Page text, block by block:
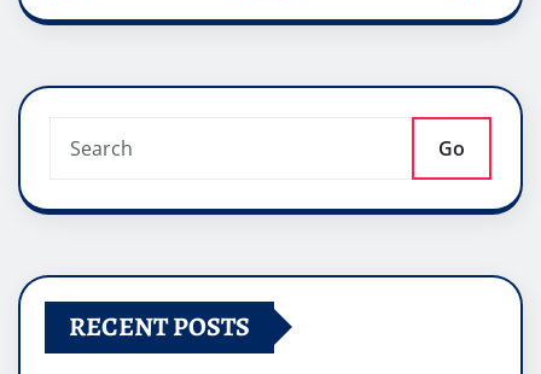
Go
RECENT POSTS